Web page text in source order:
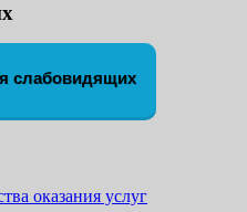
слабовидящих
оказания услуг